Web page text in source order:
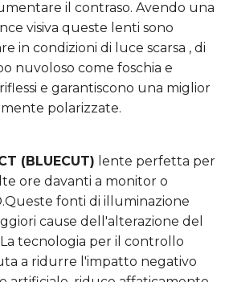
il contraso. Avendo una
visiva queste lenti sono
in condizioni di luce scarsa , di
nuvoloso come foschia e
e garantiscono una miglior
polarizzate.
(BLUECUT) lente perfetta per
ore davanti a monitor o
fonti di illuminazione
cause dell'alterazione del
tecnologia per il controllo
a ridurre l'impatto negativo